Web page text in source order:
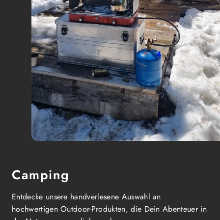
4
Camping
Entdecke unsere handverlesene Auswahl an
hochwertigen Outdoor-Produkten, die Dein Abenteuer in